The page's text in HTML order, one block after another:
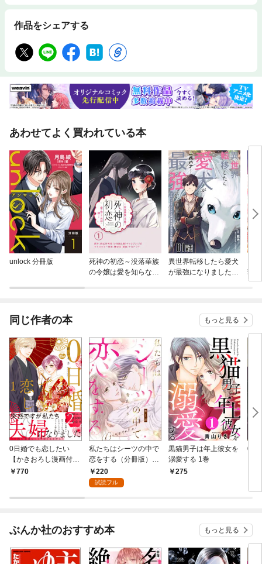
作品をシェアする
あわせてよく買われている本
unlock 分冊版
死神の初恋～没落華族
の令嬢は愛を知らない
異世界転移したら愛犬
が最強になりました～
華
同じ作者の本 もっと見る
0日婚でも恋したい
【かきおろし漫画付】
（1）
770
私たちはシーツの中で
恋をする（分冊版）
【第1話】
220
試読フル
黒猫男子は年上彼女を
溺愛する 1巻
275
0日
ぶんか社のおすすめ本 もっと見る